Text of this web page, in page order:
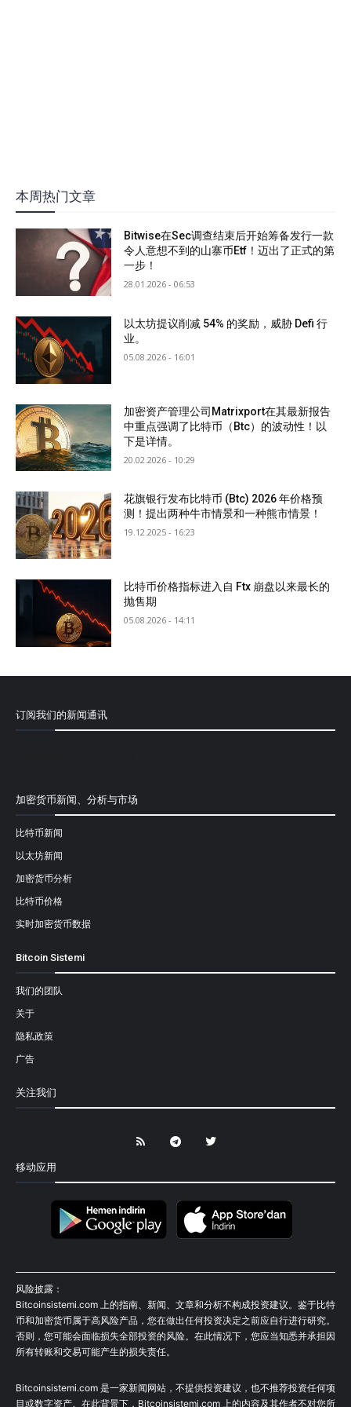
本周热门文章
Bitwise在Sec调查结束后开始筹备发行一款
令人意想不到的山寨币Etf！迈出了正式的第
一步！
28.01.2026 - 06:53
以太坊提议削减 54% 的奖励，威胁 Defi 行
业。
05.08.2026 - 16:01
加密资产管理公司Matrixport在其最新报告
中重点强调了比特币（Btc）的波动性！以
下是详情。
20.02.2026 - 10:29
花旗银行发布比特币 (Btc) 2026 年价格预
测！提出两种牛市情景和一种熊市情景！
19.12.2025 - 16:23
比特币价格指标进入自 Ftx 崩盘以来最长的
抛售期
05.08.2026 - 14:11
订阅我们的新闻通讯
加密货币新闻、分析与市场
比特币新闻
以太坊新闻
加密货币分析
比特币价格
实时加密货币数据
Bitcoin Sistemi
我们的团队
关于
隐私政策
广告
关注我们
移动应用
风险披露：
Bitcoinsistemi.com 上的指南、新闻、文章和分析不构成投资建议。鉴于比特
币和加密货币属于高风险产品，您在做出任何投资决定之前应自行进行研究。
否则，您可能会面临损失全部投资的风险。在此情况下，您应当知悉并承担因
所有转账和交易可能产生的损失责任。
Bitcoinsistemi.com 是一家新闻网站，不提供投资建议，也不推荐投资任何项
目或数字资产。在此背景下，Bitcoinsistemi.com 上的内容及其作者不对您所